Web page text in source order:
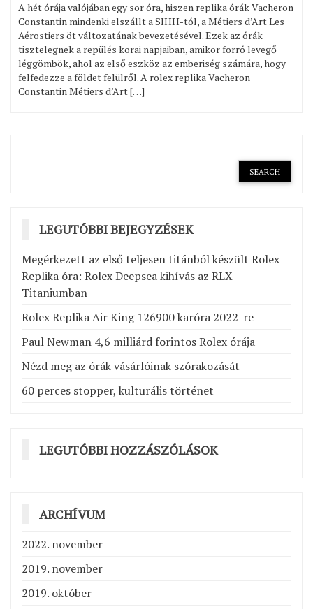
A hét órája valójában egy sor óra, hiszen replika órák Vacheron
Constantin mindenki elszállt a SIHH-tól, a Métiers d’Art Les
Aérostiers öt változatának bevezetésével. Ezek az órák
tisztelegnek a repülés korai napjaiban, amikor forró levegő
léggömbök, ahol az első eszköz az emberiség számára, hogy
felfedezze a földet felülről. A rolex replika Vacheron
Constantin Métiers d’Art […]
LEGUTÓBBI BEJEGYZÉSEK
Megérkezett az első teljesen titánból készült Rolex
Replika óra: Rolex Deepsea kihívás az RLX
Titaniumban
Rolex Replika Air King 126900 karóra 2022-re
Paul Newman 4,6 milliárd forintos Rolex órája
Nézd meg az órák vásárlóinak szórakozását
60 perces stopper, kulturális történet
LEGUTÓBBI HOZZÁSZÓLÁSOK
ARCHÍVUM
2022. november
2019. november
2019. október